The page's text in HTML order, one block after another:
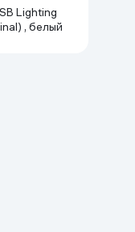
Lighting
, белый